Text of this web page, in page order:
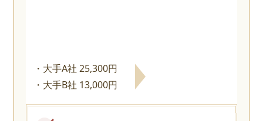
大手A社 25,300円
大手B社 13,000円